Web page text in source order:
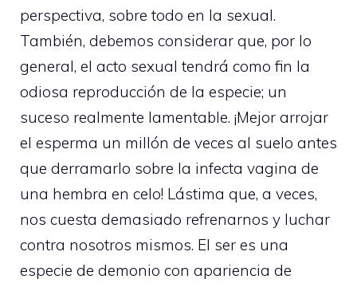
perspectiva, sobre todo en la sexual.
También, debemos considerar que, por lo
general, el acto sexual tendrá como fin la
odiosa reproducción de la especie; un
suceso realmente lamentable. ¡Mejor arrojar
el esperma un millón de veces al suelo antes
que derramarlo sobre la infecta vagina de
una hembra en celo! Lástima que, a veces,
nos cuesta demasiado refrenarnos y luchar
contra nosotros mismos. El ser es una
especie de demonio con apariencia de